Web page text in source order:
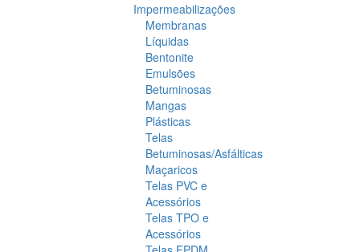
Impermeabilizações
Membranas
Líquidas
Bentonite
Emulsões
Betuminosas
Mangas
Plásticas
Telas
Betuminosas/Asfálticas
Maçaricos
Telas PVC e
Acessórios
Telas TPO e
Acessórios